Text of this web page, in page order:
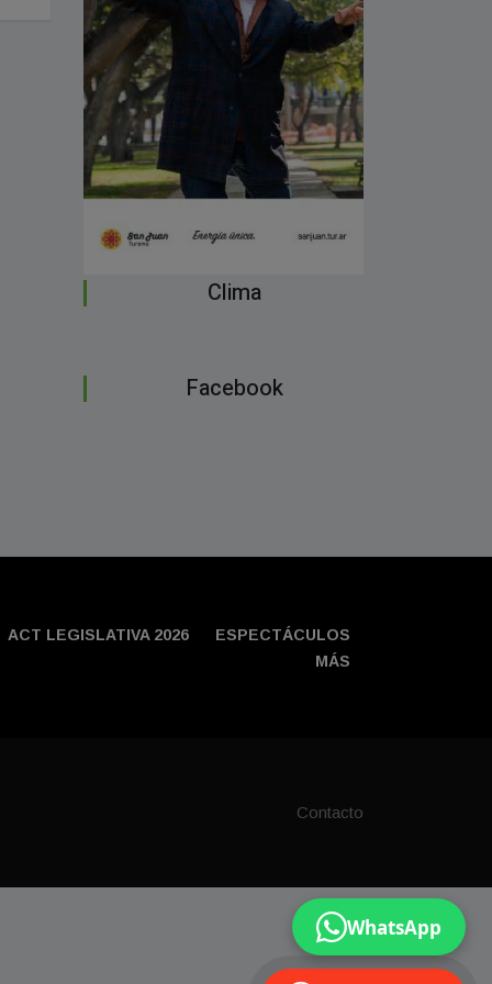
Clima
Facebook
WhatsApp
ACT LEGISLATIVA 2026
ESPECTÁCULOS
MÁS
Contacto